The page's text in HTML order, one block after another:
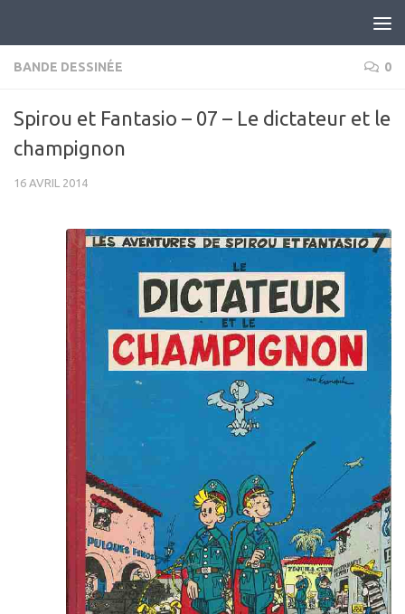
BANDE DESSINÉE 0
Spirou et Fantasio – 07 – Le dictateur et le
champignon
16 AVRIL 2014